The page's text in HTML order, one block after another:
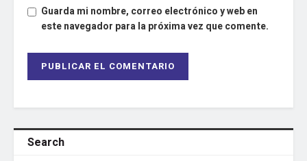
Guarda mi nombre, correo electrónico y web en
este navegador para la próxima vez que comente.
Search